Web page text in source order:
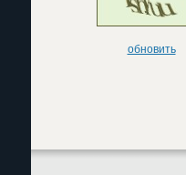
обновить